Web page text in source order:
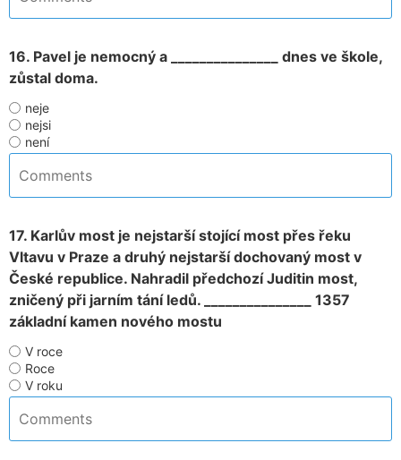
16. Pavel je nemocný a _______________ dnes ve škole,
zůstal doma.
neje
nejsi
není
17. Karlův most je nejstarší stojící most přes řeku
Vltavu v Praze a druhý nejstarší dochovaný most v
České republice. Nahradil předchozí Juditin most,
zničený při jarním tání ledů. _______________ 1357
základní kamen nového mostu
V roce
Roce
V roku